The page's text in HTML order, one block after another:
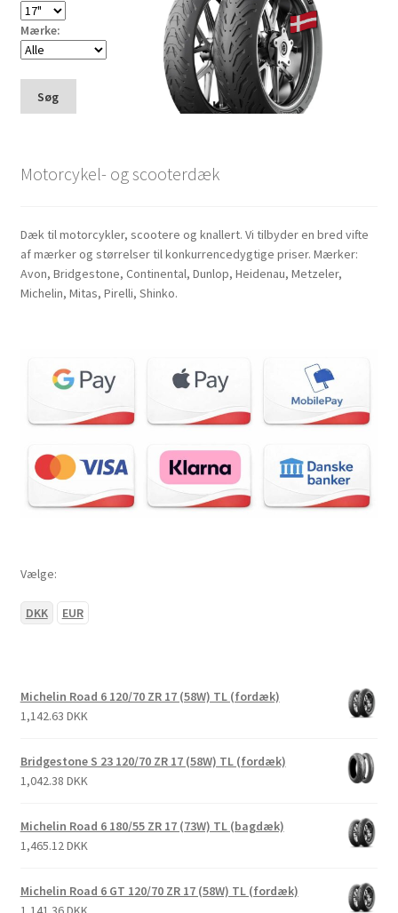
Mærke:
Søg
Motorcykel- og scooterdæk
Dæk til motorcykler, scootere og knallert. Vi tilbyder en bred vifte
af mærker og størrelser til konkurrencedygtige priser. Mærker:
Avon, Bridgestone, Continental, Dunlop, Heidenau, Metzeler,
Michelin, Mitas, Pirelli, Shinko.
Vælge:
DKK EUR
Michelin Road 6 120/70 ZR 17 (58W) TL (fordæk)
1,142.63 DKK
Bridgestone S 23 120/70 ZR 17 (58W) TL (fordæk)
1,042.38 DKK
Michelin Road 6 180/55 ZR 17 (73W) TL (bagdæk)
1,465.12 DKK
Michelin Road 6 GT 120/70 ZR 17 (58W) TL (fordæk)